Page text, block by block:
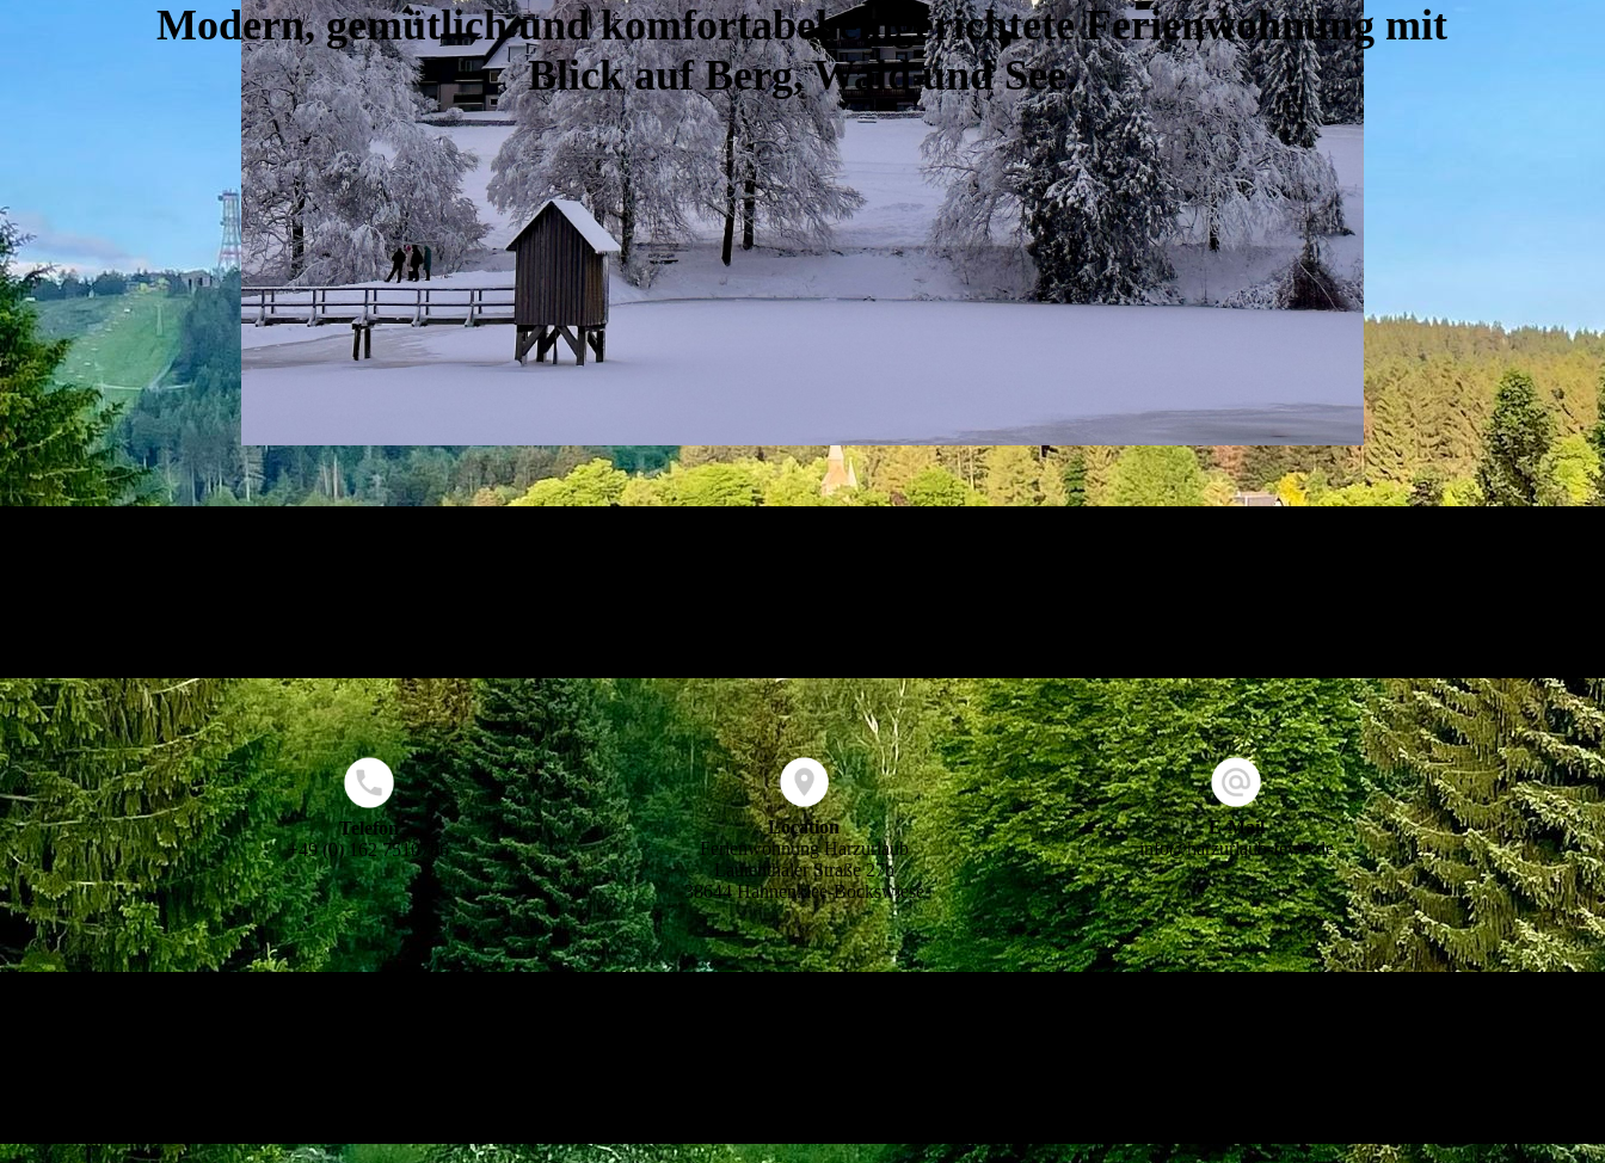
Modern, gemütlich und komfortabel eingerichtete Ferienwohnung mit
Blick auf Berg, Wald und See.
Telefon
+49 (0) 162 7510786
Location
Ferienwohnung Harzurlaub
Lautenthaler Straße 27b
38644 Hahnenklee-Bockswiese
E-Mail
info@harzurlaub-fewo.de